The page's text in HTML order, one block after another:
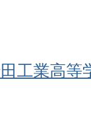
工業高等